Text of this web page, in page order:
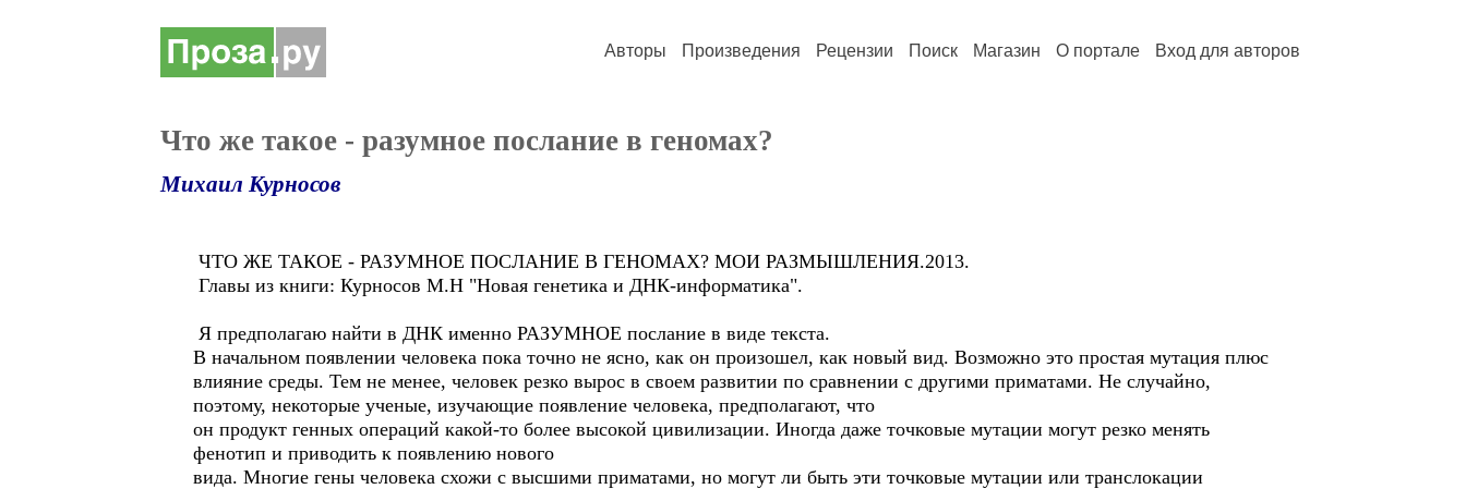
Авторы Произведения Рецензии Поиск Магазин О портале Вход для авторов
Что же такое - разумное послание в геномах?
Михаил Курносов
ЧТО ЖЕ ТАКОЕ - РАЗУМНОЕ ПОСЛАНИЕ В ГЕНОМАХ? МОИ РАЗМЫШЛЕНИЯ.2013.
Главы из книги: Курносов М.Н "Новая генетика и ДНК-информатика".
Я предполагаю найти в ДНК именно РАЗУМНОЕ послание в виде текста.
В начальном появлении человека пока точно не ясно, как он произошел, как новый вид. Возможно это простая мутация плюс
влияние среды. Тем не менее, человек резко вырос в своем развитии по сравнении с другими приматами. Не случайно,
поэтому, некоторые ученые, изучающие появление человека, предполагают, что
он продукт генных операций какой-то более высокой цивилизации. Иногда даже точковые мутации могут резко менять
фенотип и приводить к появлению нового
вида. Многие гены человека схожи с высшими приматами, но могут ли быть эти точковые мутации или транслокации